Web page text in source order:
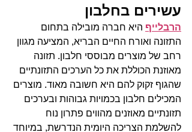
עשירים בחלבון
הרבלייף היא חברה מובילה בתחום
התזונה ואורח החיים הבריא, המציעה מגוון
רחב של מוצרים מבוססי חלבון. תזונה
מאוזנת הכוללת את כל הערכים התזונתיים
שהגוף זקוק להם היא חשובה מאוד. מוצרים
המכילים חלבון בכמויות גבוהות ובערכים
תזונתיים מאוזנים מהווים פתרון נוח
להשלמת הצריכה היומית הנדרשת, במיוחד